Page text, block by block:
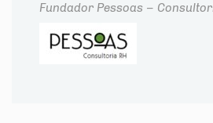
Fundador Pessoas –